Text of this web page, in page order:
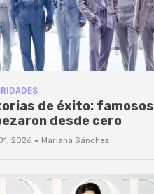
de éxito:
desde cero
2026 · Mariana Sánchez